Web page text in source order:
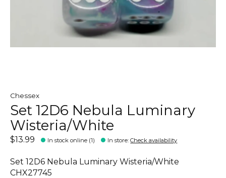
Chessex
Set 12D6 Nebula Luminary
Wisteria/White
$13.99 In stock online (1) In store:Check availability
Set 12D6 Nebula Luminary Wisteria/White
CHX27745